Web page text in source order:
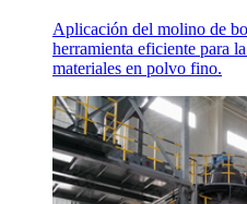
Aplicación del molino de
herramienta eficiente para
materiales en polvo fino.